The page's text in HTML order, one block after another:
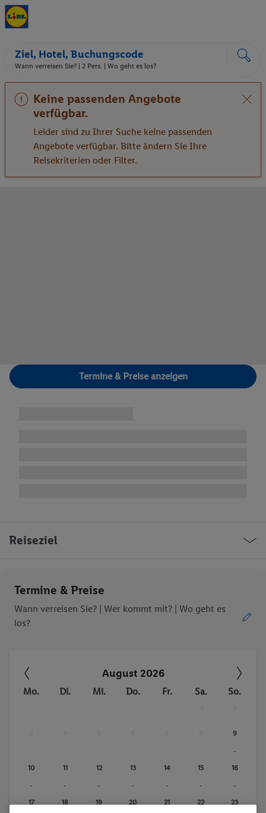
Ziel, Hotel, Buchungscode
Wann verreisen Sie? | 2 Pers. | Wo geht es los?
Keine passenden Angebote
verfügbar.
Leider sind zu Ihrer Suche keine passenden
Angebote verfügbar. Bitte ändern Sie Ihre
Reisekriterien oder Filter.
Termine & Preise anzeigen
Reiseziel
Termine & Preise
Wann verreisen Sie? | Wer kommt mit? | Wo geht es
los?
August 2026
Mo. Di. Mi. Do. Fr. Sa. So.
9
-
10
-
11
-
12
-
13
-
14
-
15
-
16
-
17
18 19 20 21 22 23